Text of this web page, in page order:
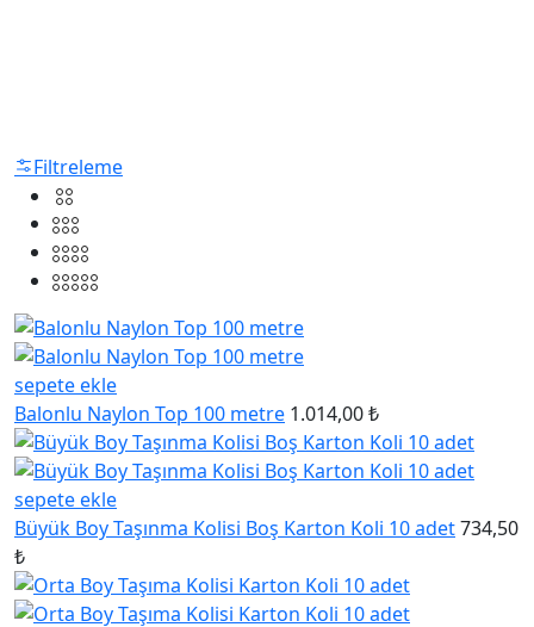
Filtreleme
sepete ekle
Balonlu Naylon Top 100 metre 1.014,00 ₺
sepete ekle
Büyük Boy Taşınma Kolisi Boş Karton Koli 10 adet734,50
₺